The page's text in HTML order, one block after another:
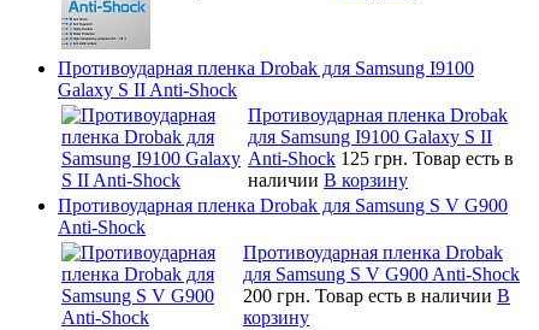
Противоударная пленка Drobak для Samsung I9100
Galaxy S II Anti-Shock
Противоударная пленка Drobak
для Samsung I9100 Galaxy S II
Anti-Shock 125 грн. Товар есть в
наличии В корзину
Противоударная пленка Drobak для Samsung S V G900
Anti-Shock
Противоударная пленка Drobak
для Samsung S V G900 Anti-Shock
200 грн. Товар есть в наличии В
корзину